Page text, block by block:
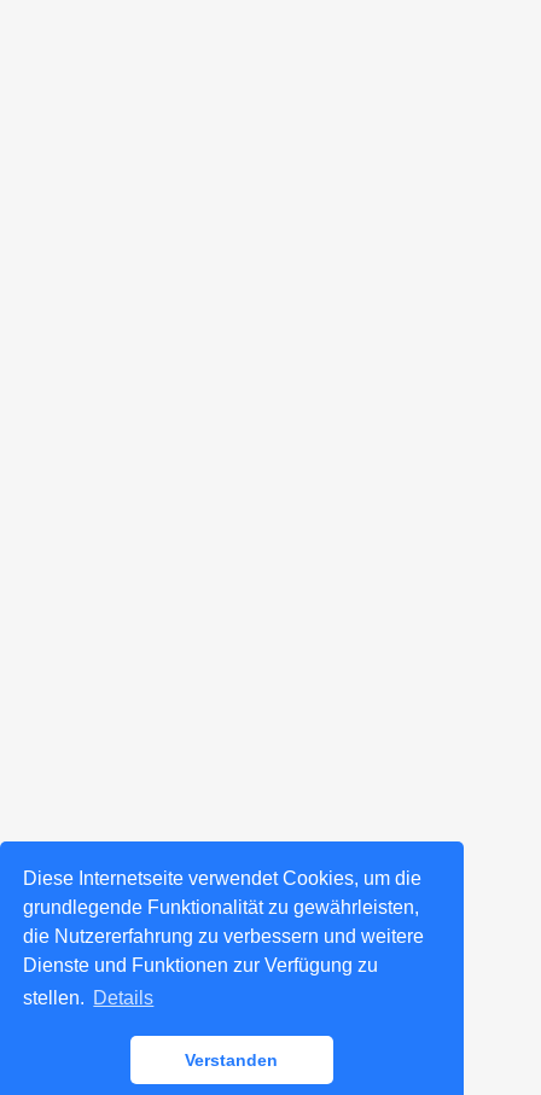
Diese Internetseite verwendet Cookies, um die
grundlegende Funktionalität zu gewährleisten,
die Nutzererfahrung zu verbessern und weitere
Dienste und Funktionen zur Verfügung zu
stellen. Details
Verstanden